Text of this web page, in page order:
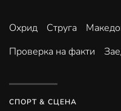
Охрид Струга
Проверка на факти
СПОРТ & СЦЕНА